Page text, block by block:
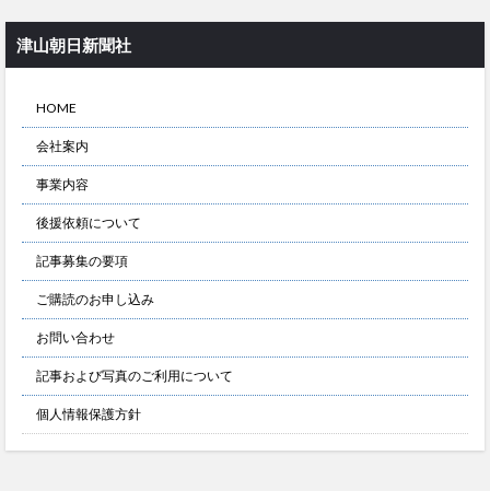
津山朝日新聞社
HOME
会社案内
事業内容
後援依頼について
記事募集の要項
ご購読のお申し込み
お問い合わせ
記事および写真のご利用について
個人情報保護方針